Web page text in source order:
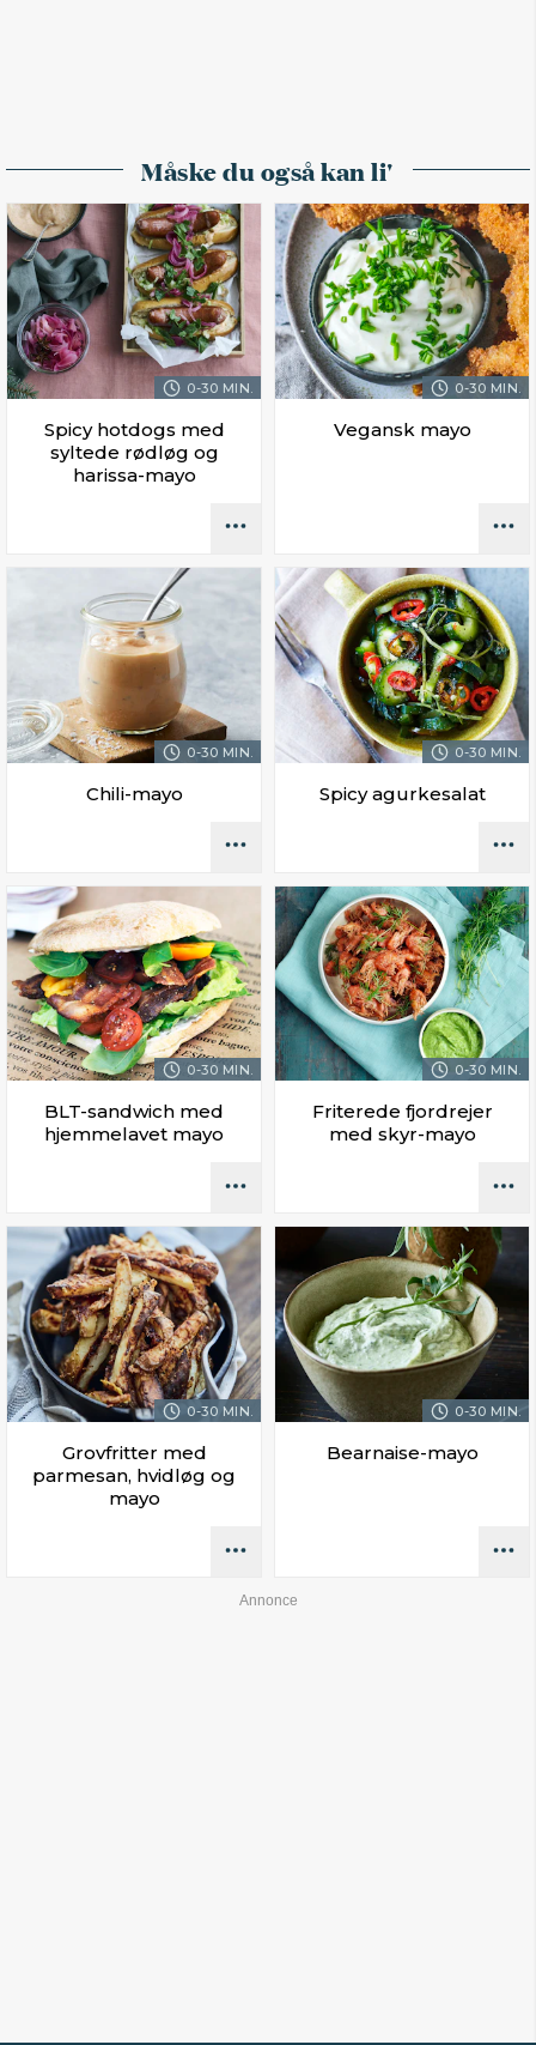
Måske du også kan li'
0-30 MIN.
Spicy hotdogs med
syltede rødløg og
harissa-mayo
0-30 MIN.
Vegansk mayo
0-30 MIN.
Chili-mayo
0-30 MIN.
Spicy agurkesalat
0-30 MIN.
BLT-sandwich med
hjemmelavet mayo
0-30 MIN.
Friterede fjordrejer
med skyr-mayo
0-30 MIN.
Grovfritter med
parmesan, hvidløg og
mayo
0-30 MIN.
Bearnaise-mayo